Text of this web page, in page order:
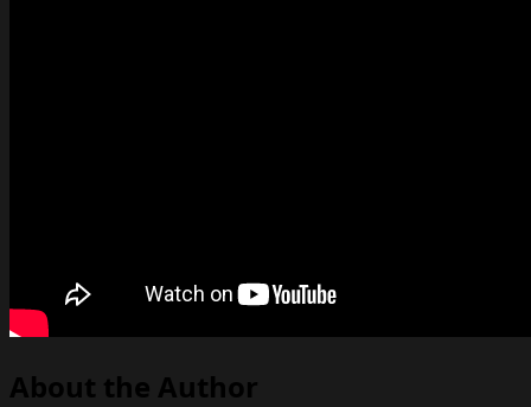
About the Author